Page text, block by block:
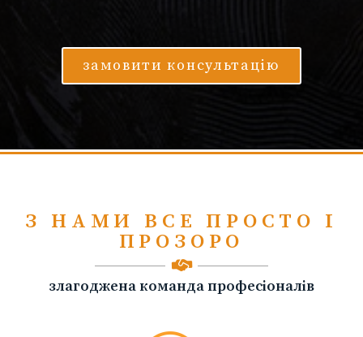
замовити консультацію
З НАМИ ВСЕ ПРОСТО І
ПРОЗОРО
злагоджена команда професіоналів